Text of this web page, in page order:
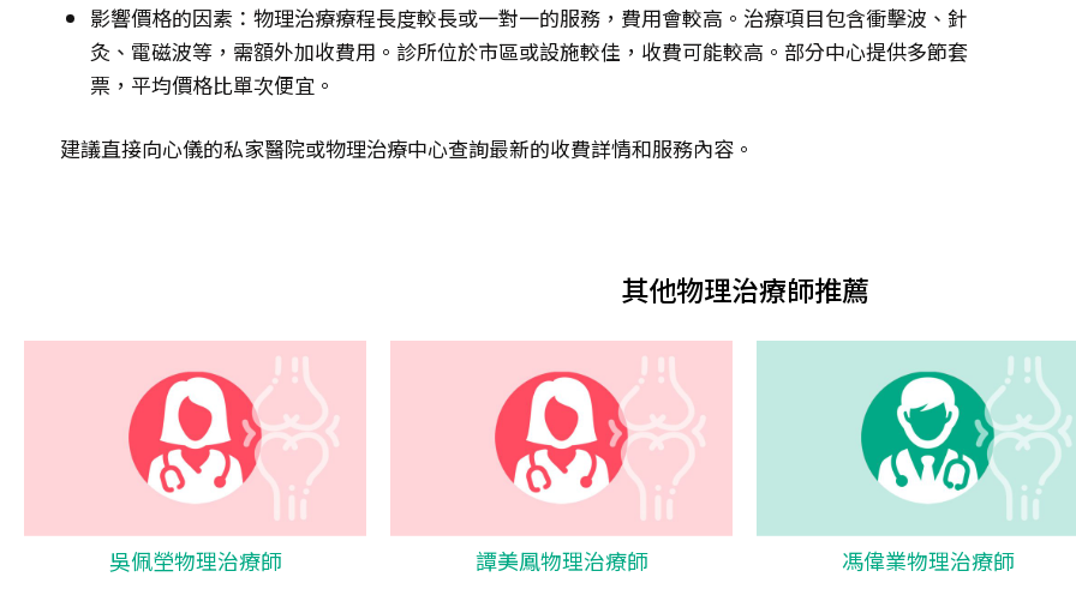
影響價格的因素：物理治療療程長度較長或一對一的服務，費用會較高。治療項目包含衝擊波、針
灸、電磁波等，需額外加收費用。診所位於市區或設施較佳，收費可能較高。部分中心提供多節套
票，平均價格比單次便宜。
建議直接向心儀的私家醫院或物理治療中心查詢最新的收費詳情和服務內容。
其他物理治療師推薦
吳佩塋物理治療師 譚美鳳物理治療師 馮偉業物理治療師